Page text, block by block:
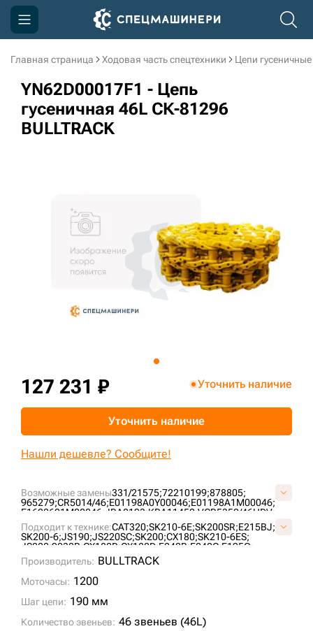
Главная страница Ходовая часть спецтехники Цепи гусеничные
YN62D00017F1 - Цепь
гусеничная 46L СК-81296
BULLTRACK
Возможные замены331/21575;72210199;878805;
965279;CR5014/46;E01198A0Y00046;E01198A1M00046;
E1622601M00046; JRA0193;KRA11450;VCR5350/46HDV;
VE0119A846;
YN62D00007F1;YN62D00017F1;
Подходит к технике:CAT320;SK210-6E;SK200SR;E215BJ;
SK200-6;JS190;JS220SC;SK200;CX180;SK210-6ES;
JS200;9030B;CX180B;CX180D;E240B;E240C;E195C;
E195EL;
E200SR;E215E;
JS190NLC;JS200 (2° TYPE);JS215;
HD820 III;
SK200 MARK V;
RH6-20;SH220-3;
Производитель: BULLTRACK
Моточасы: 1200
Шаг цепи: 190 мм
Количество звеньев: 46 звеньев (46L)
127 231 ₽ Уточнить наличие
Уточнить наличие
Нашли дешевле? Сообщите!
Компания
Акции
Доставка и оплата
3D тур по производству